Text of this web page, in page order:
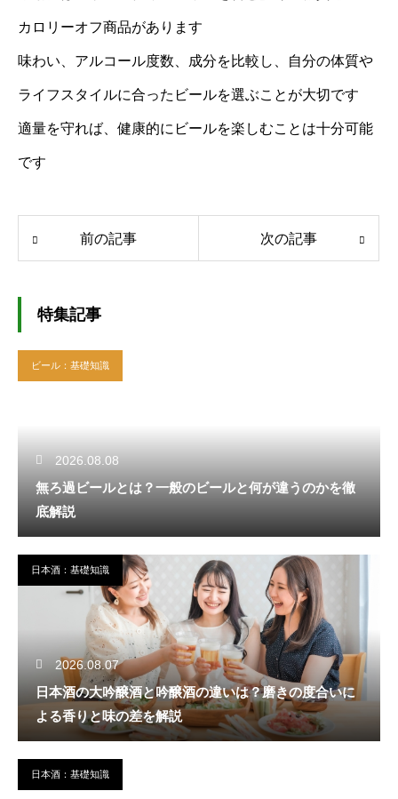
カロリーオフ商品があります
味わい、アルコール度数、成分を比較し、自分の体質や
ライフスタイルに合ったビールを選ぶことが大切です
適量を守れば、健康的にビールを楽しむことは十分可能
です
前の記事 次の記事
特集記事
ビール：基礎知識
2026.08.08
無ろ過ビールとは？一般のビールと何が違うのかを徹
底解説
日本酒：基礎知識
2026.08.07
日本酒の大吟醸酒と吟醸酒の違いは？磨きの度合いに
よる香りと味の差を解説
日本酒：基礎知識